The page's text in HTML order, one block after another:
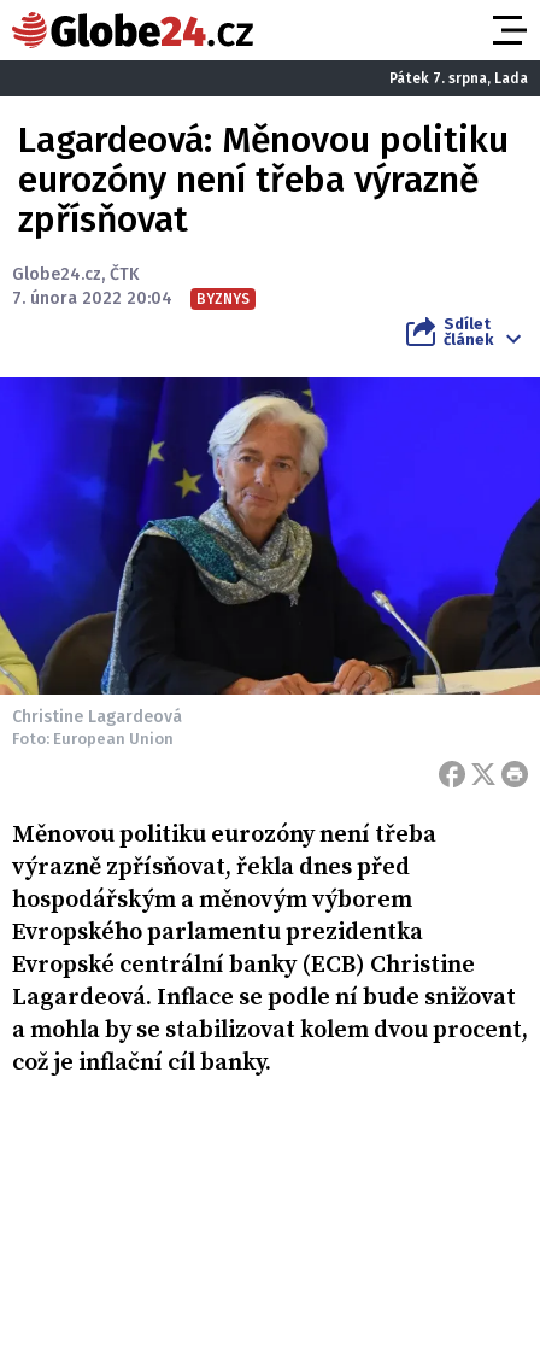
Pátek 7. srpna, Lada
Lagardeová: Měnovou politiku
eurozóny není třeba výrazně
zpřísňovat
Globe24.cz, ČTK
7. února 2022 20:04
BYZNYS
Sdílet
článek
Christine Lagardeová
Foto: European Union
Měnovou politiku eurozóny není třeba
výrazně zpřísňovat, řekla dnes před
hospodářským a měnovým výborem
Evropského parlamentu prezidentka
Evropské centrální banky (ECB) Christine
Lagardeová. Inflace se podle ní bude snižovat
a mohla by se stabilizovat kolem dvou procent,
což je inflační cíl banky.